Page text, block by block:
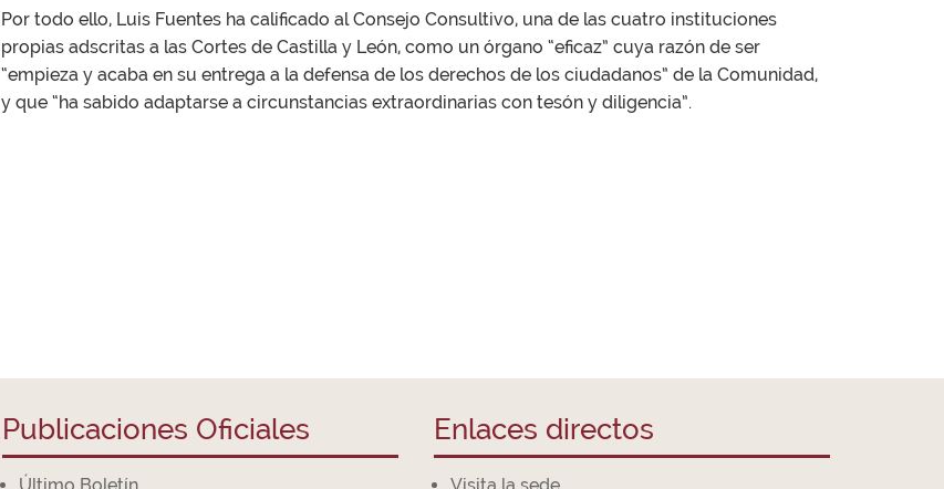
Por todo ello, Luis Fuentes ha calificado al Consejo Consultivo, una de las cuatro instituciones
propias adscritas a las Cortes de Castilla y León, como un órgano “eficaz” cuya razón de ser
“empieza y acaba en su entrega a la defensa de los derechos de los ciudadanos” de la Comunidad,
y que “ha sabido adaptarse a circunstancias extraordinarias con tesón y diligencia”.
Publicaciones Oficiales Enlaces directos